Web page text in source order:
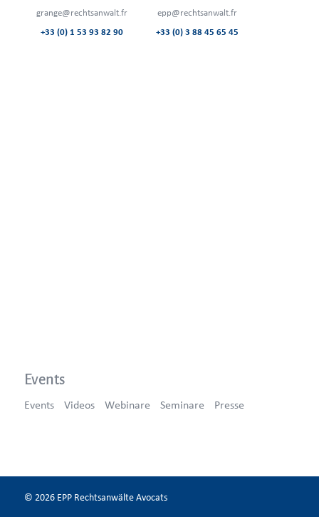
grange@rechtsanwalt.fr
+33 (0) 1 53 93 82 90
epp@rechtsanwalt.fr
+33 (0) 3 88 45 65 45
Events
Events Videos Webinare Seminare Presse
© 2026 EPP Rechtsanwälte Avocats